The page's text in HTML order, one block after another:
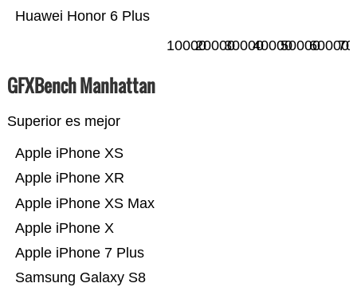
Huawei Honor 6 Plus
100002000030000400005000060000
GFXBench Manhattan
Superior es mejor
Samsung Galaxy S8
Apple iPhone 7 Plus
Apple iPhone X
Apple iPhone XS Max
Apple iPhone XR
Apple iPhone XS